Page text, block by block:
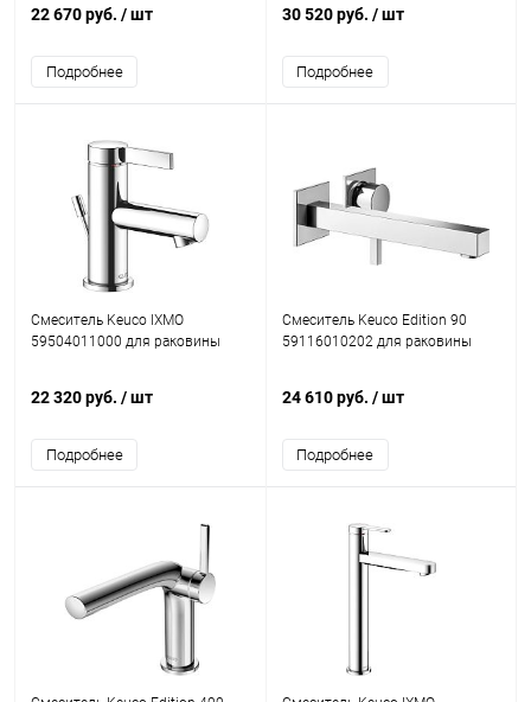
22 670 руб. / шт
Подробнее
30 520 руб. / шт
Подробнее
Смеситель Keuco IXMO
59504011000 для раковины
22 320 руб. / шт
Подробнее
Смеситель Keuco Edition 90
59116010202 для раковины
24 610 руб. / шт
Подробнее